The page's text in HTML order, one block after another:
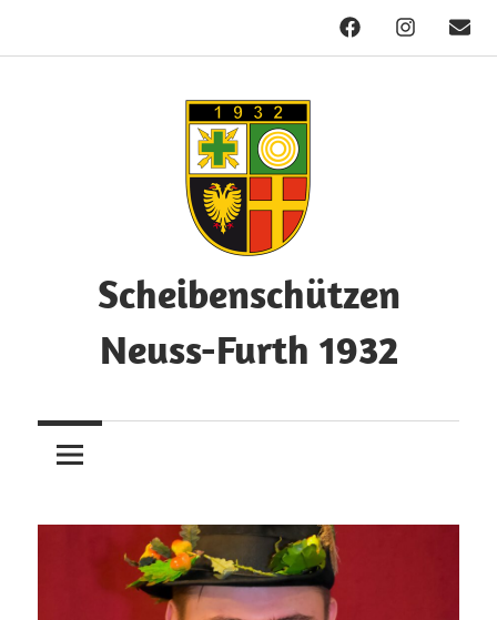
FacebookInstagram
Mail
Scheibenschützen
Neuss-Furth 1932
Willkommen!